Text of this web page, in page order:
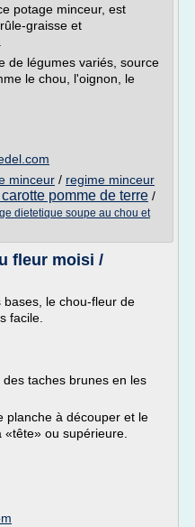
potage minceur, est
graisse et
de légumes variés, source
le chou, l'oignon, le
minceur / regime minceur
pomme de terre /
dietetique soupe au chou et
fleur moisi /
le chou-fleur de
facile.
taches brunes en les
planche à découper et le
ou supérieure.